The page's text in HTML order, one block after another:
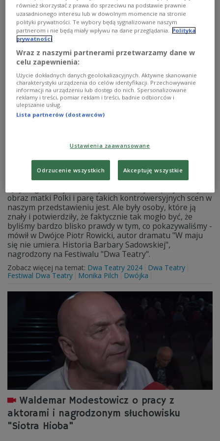
Wojciech Dorosz
Dwa Teatry Dwa Teatry 2024
Festiwal Dwa Teatry KULTURA
Anna Wieczur
Anna Wieczur-Bluszcz Maciej Nowak Olga Sarzyńska
Mariusz Malec
była przykładną matką Polką
obraz matki Polki i parę takich kontrowersyjnych scen w
naszym przedstawieniu jest. Ale były osoby, które ją
znały i potwierdziły, że faktycznie tak mogło być, że
byliśmy bardzo blisko prawdy w tym, co pokazywaliśmy -
mówił w Dwójce Piotr Rowicki, autor dramatu "W maju
się nie umiera. Historia Barbary Sadowskiej",
nagrodzony na Festiwalu "Dwa Teatry".
Zobacz więcej na temat: Dwa Teatry 2024
Dwa Teatry
Festiwal Dwa Teatry
Monika Pilch Dwójka
Waldemar Modestowicz o pracy z
aktorami i nagrodzonym słuchowisku
"Siotra Hioba"
również skorzystać z prawa do sprzeciwu na podstawie prawnie
uzasadnionego interesu lub w dowolnym momencie na stronie
polityki prywatności. Te wybory będą sygnalizowane naszym
partnerom i nie będą miały wpływu na dane przeglądania. Polityka
prywatności
Wraz z naszymi partnerami przetwarzamy dane w
celu zapewnienia:
Użycie dokładnych danych geolokalizacyjnych. Aktywne skanowanie
charakterystyki urządzenia do celów identyfikacji. Przechowywanie
informacji na urządzeniu lub dostęp do nich. Spersonalizowane
reklamy i treści, pomiar reklam i treści, badnie odbiorców i
ulepszanie usług.
Lista partnerów (dostawców)
Ustawienia zaawansowane
Odrzucenie wszystkich Akceptuję wszystkie